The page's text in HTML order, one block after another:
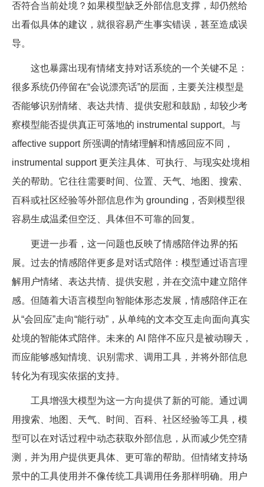
否符合当前处境？如果模型缺乏外部信息支撑，却仍然给
出看似具体的建议，就很容易产生事实错误，甚至造成误
导。
这也暴露出现有情绪支持对话系统的一个关键不足：
很多系统仍停留在“会说漂亮话”的层面，主要关注模型是
否能够识别情绪、表达共情、提供安慰和鼓励，却较少考
察模型能否提供真正可落地的 instrumental support。与
affective support 所强调的情绪理解和情感回应不同，
instrumental support 更关注具体、可执行、与现实处境相
关的帮助。它往往需要时间、位置、天气、地图、搜索、
百科或社区经验等外部信息作为 grounding，否则模型很
容易生成温柔但空泛、具体但不可靠的回复。
更进一步看，这一问题也反映了情感陪伴边界的拓
展。过去的情感陪伴更多是对话式陪伴：模型通过语言理
解用户情绪、表达共情、提供安慰，并在交流中建立陪伴
感。但随着大语言模型向智能体形态发展，情感陪伴正在
从“会回应”走向“能行动”，从单纯的文本交互走向面向真实
处境的智能体式陪伴。未来的 AI 陪伴不应只是被动聊天，
而应能够感知情境、识别需求、调用工具，并将外部信息
转化为有现实依据的支持。
工具增强大模型为这一方向提供了新的可能。通过调
用搜索、地图、天气、时间、百科、社区经验等工具，模
型可以在对话过程中动态获取外部信息，从而减少凭空猜
测，并为用户提供更具体、更可靠的帮助。但情绪支持场
景中的工具使用并不像传统工具调用任务那样明确。用户